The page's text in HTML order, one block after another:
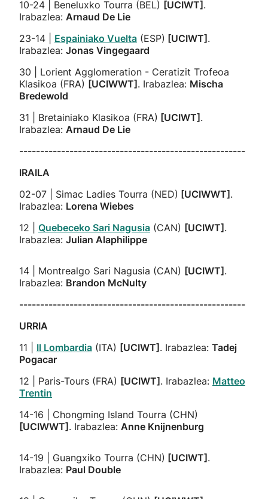
10-24 | Beneluxko Tourra (BEL) [UCIWT] .
Irabazlea: Arnaud De Lie
23-14 | Espainiako Vuelta (ESP) [UCIWT] .
Irabazlea: Jonas Vingegaard
30 | Lorient Agglomeration - Ceratizit Trofeoa
Klasikoa (FRA) [UCIWWT] . Irabazlea: Mischa
Bredewold
31 | Bretainiako Klasikoa (FRA) [UCIWT] .
Irabazlea: Arnaud De Lie
------------------------------------------------------
IRAILA
02-07 | Simac Ladies Tourra (NED) [UCIWWT] .
Irabazlea: Lorena Wiebes
12 | Quebeceko Sari Nagusia (CAN) [UCIWT] .
Irabazlea: Julian Alaphilippe
14 | Montrealgo Sari Nagusia (CAN) [UCIWT] .
Irabazlea: Brandon McNulty
------------------------------------------------------
URRIA
11 | Il Lombardia (ITA) [UCIWT] . Irabazlea: Tadej
Pogacar
12 | Paris-Tours (FRA) [UCIWT] . Irabazlea: Matteo
Trentin
14-16 | Chongming Island Tourra (CHN)
[UCIWWT] . Irabazlea: Anne Knijnenburg
14-19 | Guangxiko Tourra (CHN) [UCIWT] .
Irabazlea: Paul Double